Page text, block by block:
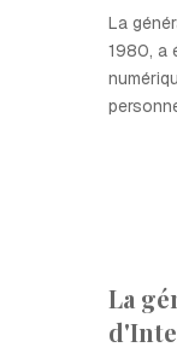
La
1980, a
La